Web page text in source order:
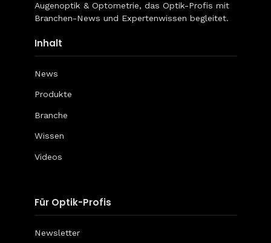
Augenoptik & Optometrie, das Optik-Profis mit
Branchen-News und Expertenwissen begleitet.
Inhalt
News
Produkte
Branche
Wissen
Videos
Für Optik-Profis
Newsletter